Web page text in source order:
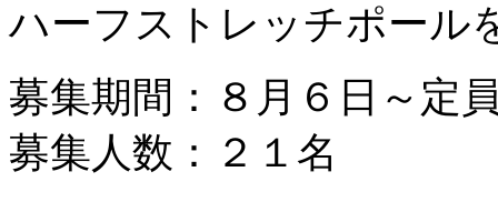
ハーフストレッチポール
募集期間：８月６日～定
募集人数：２１名